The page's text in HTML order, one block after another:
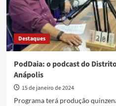
Destaques
PodDaia: o podcast do
Anápolis
15 de janeiro de 2024
Programa terá produção